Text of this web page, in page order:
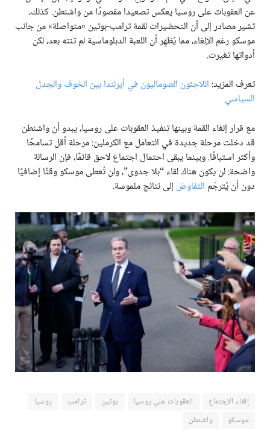
عن العقوبات على روسيا يعكس تصعيدا مقصودًا من واشنطن. كذلك،
تشير مصادر إلى أن التحضيرات لقمة ترامب-بوتين «متواصلة» من جانب
موسكو رغم الإلغاء، مما يُظهِر أن اللعبة الدبلوماسية لم تنته بعد، لكن
أدواتها تغيرت.
تعرف المزيد: اللاجئون الصوماليون في أيرلندا بين الخوف والجدل
السياسي
مع قرار إلغاء القمة وبينها تنفيذ العقوبات على روسيا، يبدو أن واشنطن
قد دخلت مرحلة جديدة في التعامل مع الكرملين: مرحلة أقل تسامحًا
وأكثر استباقًا. وبينما يبقى احتمال اجتماع لاحق قائمًا، فإن الرسالة
واضحة: لن يكون هناك لقاء “بلا جدوى”، ولن تُعطى موسكو وقتًا إضافيًا
دون أن يُترجَم التفاوض إلى نتائج ملموسة.
إلغاء الإجتماع العقوبات علي روسيا بوتين ترامب
روسيا
موسكو
واشنطن